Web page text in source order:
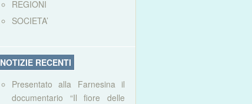
REGIONI
SOCIETA’
NOTIZIE RECENTI
Presentato alla Farnesina il
documentario “Il fiore delle